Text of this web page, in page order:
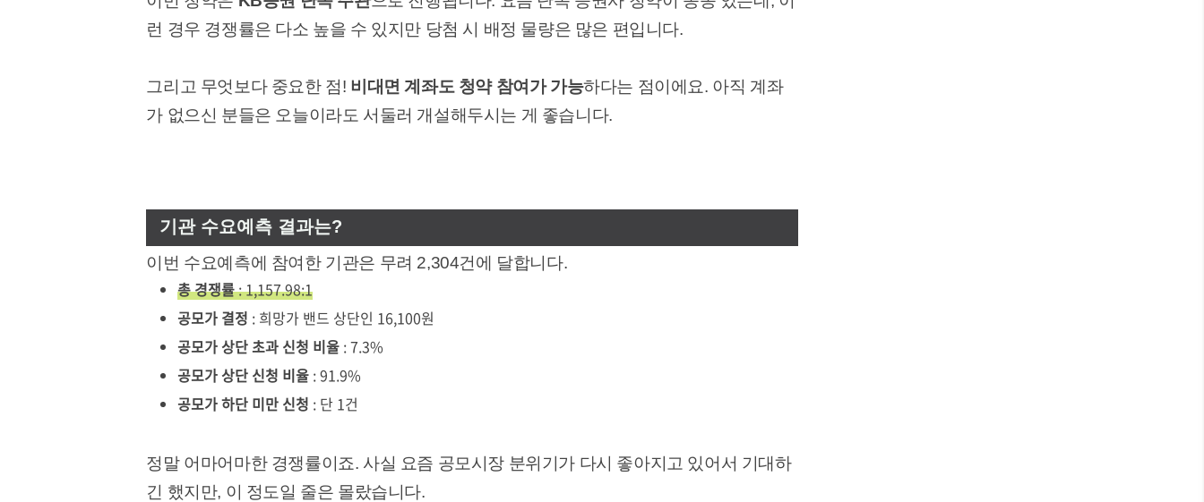
런 경우 경쟁률은 다소 높을 수 있지만 당첨 시 배정 물량은 많은 편입니다.
그리고 무엇보다 중요한 점! 비대면 계좌도 청약 참여가 가능하다는 점이에요. 아직 계좌
가 없으신 분들은 오늘이라도 서둘러 개설해두시는 게 좋습니다.
기관 수요예측 결과는?
이번 수요예측에 참여한 기관은 무려 2,304건에 달합니다.
총 경쟁률: 1,157.98:1
공모가 결정 : 희망가 밴드 상단인 16,100원
공모가 상단 초과 신청 비율 : 7.3%
공모가 상단 신청 비율 : 91.9%
공모가 하단 미만 신청 : 단 1건
정말 어마어마한 경쟁률이죠. 사실 요즘 공모시장 분위기가 다시 좋아지고 있어서 기대하
긴 했지만, 이 정도일 줄은 몰랐습니다.